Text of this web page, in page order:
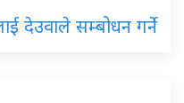
देउवाले सम्बोधन गर्ने